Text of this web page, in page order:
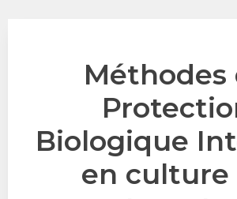
Méthodes
Biologique
en culture